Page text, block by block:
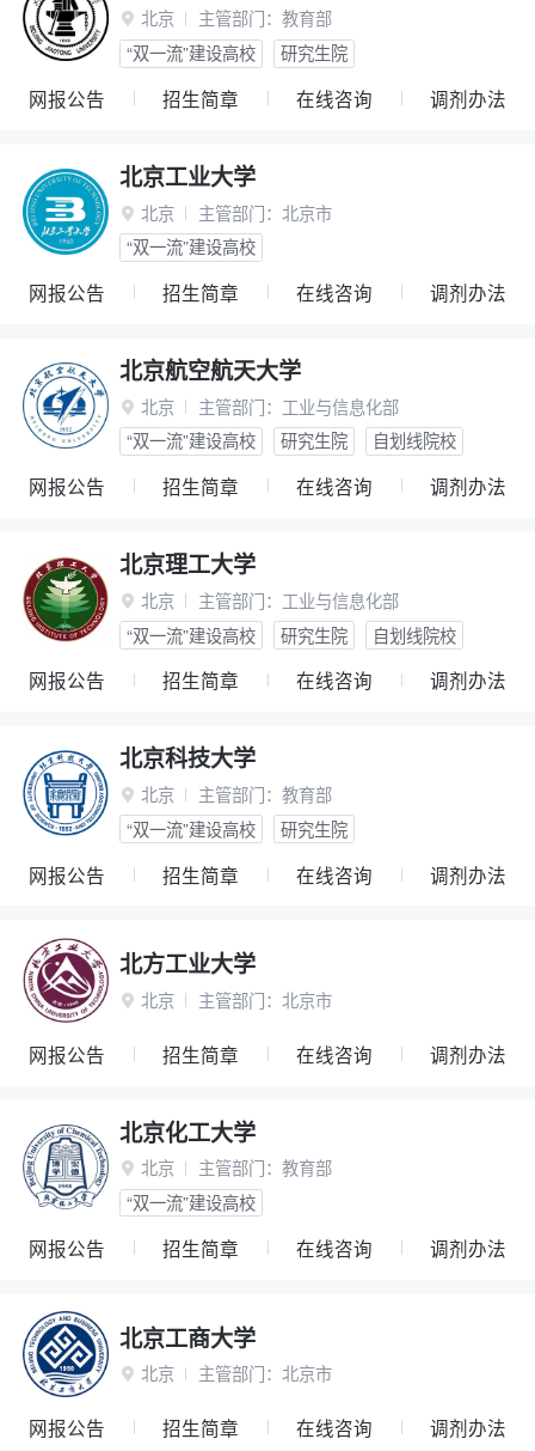
 北京 主管部门： 教育部
“双一流”建设高校
研究生院
网报公告 招生简章 在线咨询 调剂办法
北京工业大学
 北京 主管部门： 北京市
“双一流”建设高校
网报公告 招生简章 在线咨询 调剂办法
北京航空航天大学
 北京 主管部门： 工业与信息化部
“双一流”建设高校
研究生院 自划线院校
网报公告 招生简章 在线咨询 调剂办法
北京理工大学
 北京 主管部门： 工业与信息化部
“双一流”建设高校
研究生院 自划线院校
网报公告 招生简章 在线咨询 调剂办法
北京科技大学
 北京 主管部门： 教育部
“双一流”建设高校
研究生院
网报公告 招生简章 在线咨询 调剂办法
北方工业大学
 北京 主管部门： 北京市
网报公告 招生简章 在线咨询 调剂办法
北京化工大学
 北京 主管部门： 教育部
“双一流”建设高校
网报公告 招生简章 在线咨询 调剂办法
北京工商大学
 北京 主管部门： 北京市
网报公告 招生简章 在线咨询 调剂办法